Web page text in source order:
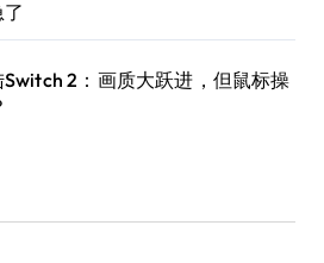
Switch 2：画质大跃进，但鼠标操